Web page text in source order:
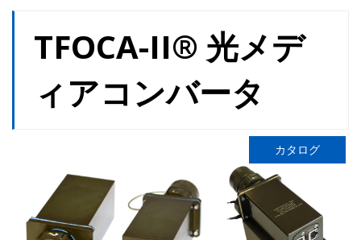
TFOCA-II® 光メデ
ィアコンバータ
カタログ